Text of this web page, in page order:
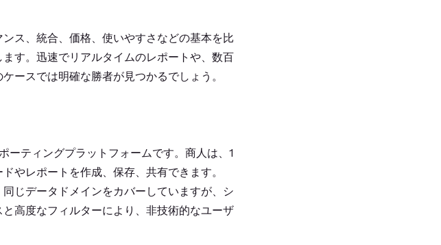
ス、統合、価格、使いやすさなどの基本を比
す。迅速でリアルタイムのレポートや、数百
ースでは明確な勝者が見つかるでしょう。
ティングプラットフォームです。商人は、1
やレポートを作成、保存、共有できます。
じデータドメインをカバーしていますが、シ
高度なフィルターにより、非技術的なユーザ